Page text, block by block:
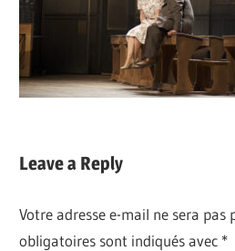
Leave a Reply
Votre adresse e-mail ne sera pas
obligatoires sont indiqués avec *